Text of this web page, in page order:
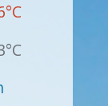
°C
°C